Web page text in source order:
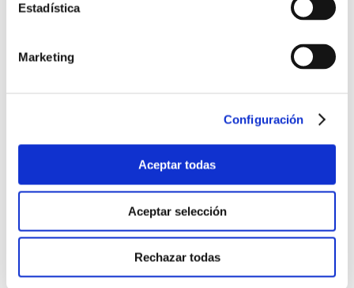
Estadística
Marketing
Configuración
Aceptar todas
Aceptar selección
Rechazar todas
Campaña Spain for Sure
movilidad urbana
Presentación de la Especificación UNE 0062